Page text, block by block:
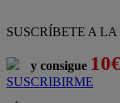
SUSCRÍBETE A
y consigue
SUSCRIBIRME